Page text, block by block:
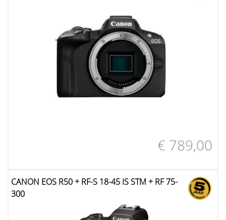
€ 789,00
CANON EOS R50 + RF-S 18-45 IS STM + RF 75-
300